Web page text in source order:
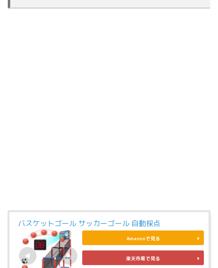
バスケットゴール サッカーゴール 自動採点
Amazonで見る
楽天市場で見る